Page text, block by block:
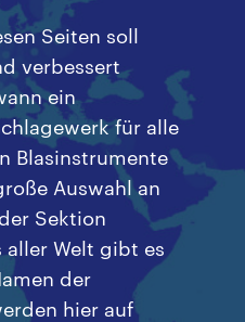
Seiten soll
verbessert
ein
für alle
Blasinstrumente
Auswahl an
Sektion
aller Welt gibt es
der
hier auf